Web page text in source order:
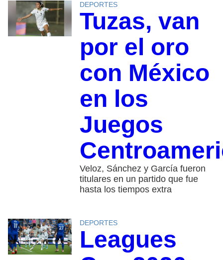
DEPORTES
Tuzas, van
por el oro
con México
en los
Juegos
Veloz, Sánchez y García fueron
titulares en un partido que fue
hasta los tiempos extra
DEPORTES
Leagues